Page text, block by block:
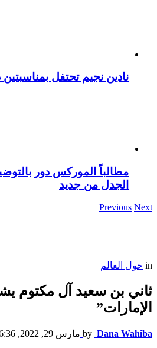
نادين نجيم تحتفل
مطالباً الموركس دور
الجدل من جديد
Previous Next
in حول العالم
ثاني بن سعيد آل مكتوم
الإمارات”
by Dana Wahiba مارس 29, 2022, 6:36 م